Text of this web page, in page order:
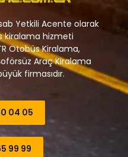
Yetkili Acente olarak
kiralama hizmeti
Otobüs Kiralama,
Araç Kiralama
firmasıdır.
04 05
99 99